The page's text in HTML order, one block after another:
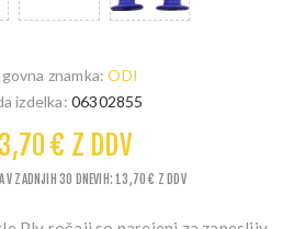
znamka: ODI
izdelka: 06302855
€ Z DDV
V ZADNJIH 30 DNEVIH: 13,70 € Z DDV